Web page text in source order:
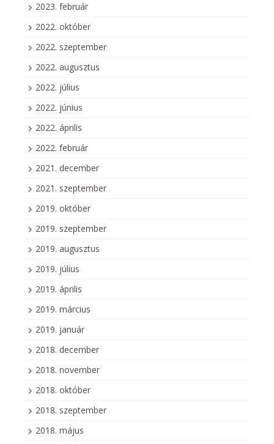
2023. február
2022. október
2022. szeptember
2022. augusztus
2022. július
2022. június
2022. április
2022. február
2021. december
2021. szeptember
2019. október
2019. szeptember
2019. augusztus
2019. július
2019. április
2019. március
2019. január
2018. december
2018. november
2018. október
2018. szeptember
2018. május